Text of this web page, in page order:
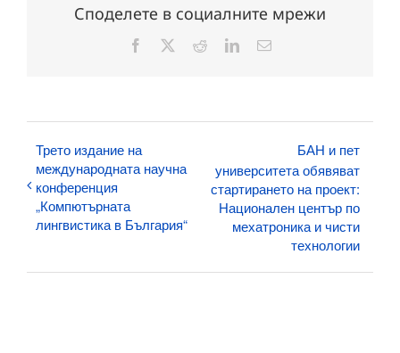
Споделете в социалните мрежи
Facebook RedditLinkedInЕлектронна
Трето издание на
международната научна
конференция
„Компютърната
лингвистика в България“
БАН и пет
университета обявяват
стартирането на проект:
Национален център по
мехатроника и чисти
технологии